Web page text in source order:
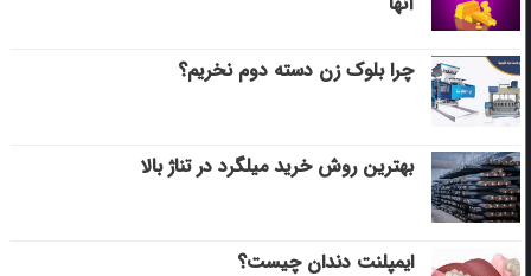
چرا بلوک زن دسته دوم نخریم؟
بهترین روش خرید میلگرد در تناژ بالا
ایمپلنت دندان چیست؟